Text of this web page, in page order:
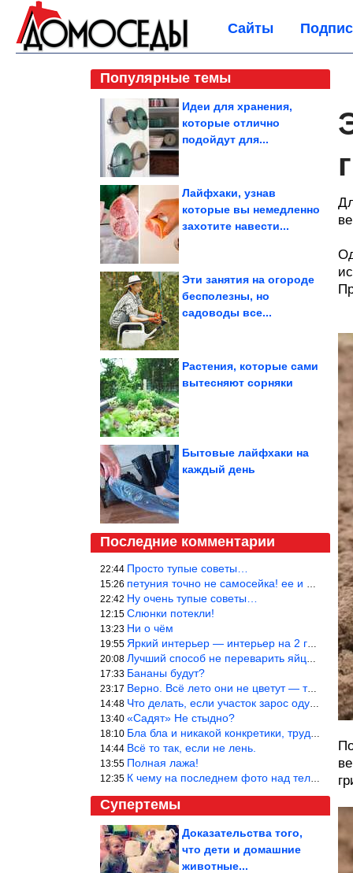
Сайты
Популярные темы
Идеи для хранения,
которые отлично
подойдут для...
Лайфхаки, узнав
которые вы немедленно
захотите навести...
Эти занятия на огороде
бесполезны, но
садоводы все...
Растения, которые сами
вытесняют сорняки
Бытовые лайфхаки на
каждый день
Последние комментарии
22:44 Просто тупые советы…
15:26 петуния точно не самосейка! ее и из рассады тяжело вырастить!
22:42 Ну очень тупые советы…
12:15 Слюнки потекли!
13:23 Ни о чём
19:55 Яркий интерьер — интерьер на 2 года! Человек должен отдыхать в с
20:08 Лучший способ не переварить яйцо — довести его до кипения и выкл
17:33 Бананы будут?
23:17 Верно. Всё лето они не цветут — только в его начале. Достаточно
14:48 Что делать, если участок зарос одуванчиками — ничего.
13:40 «Садят» Не стыдно?
18:10 Бла бла и никакой конкретики, трудно указать наименование рекоме
14:44 Всё то так, если не лень.
13:55 Полная лажа!
12:35 К чему на последнем фото над телевизором две полки? Делают интер
Супертемы
«Смотри, вот мы и
феномен совместного...
Доказательства того,
что дети и домашние
животные...